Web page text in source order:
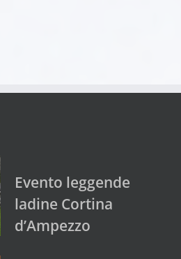
Evento leggende
ladine Cortina
d’Ampezzo